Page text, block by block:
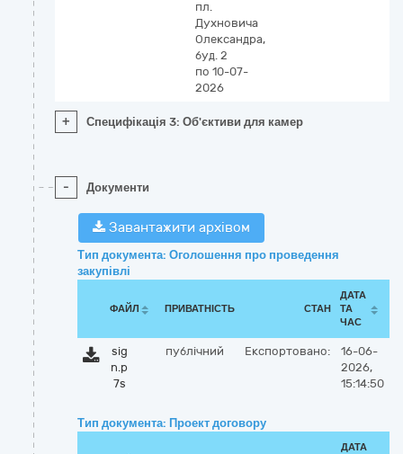
пл.
Духновича
Олександра,
буд. 2
по 10-07-
2026
+ Специфікація 3: Об'єктиви для камер
- Документи
Завантажити архівом
Тип документа: Оголошення про проведення
закупівлі
ФАЙЛ ПРИВАТНІСТЬ СТАН
ДАТА
ТА
ЧАС
sig
n.p
7s
публічний Експортовано:
16-06-
2026,
15:14:50
Тип документа: Проект договору
ДАТА